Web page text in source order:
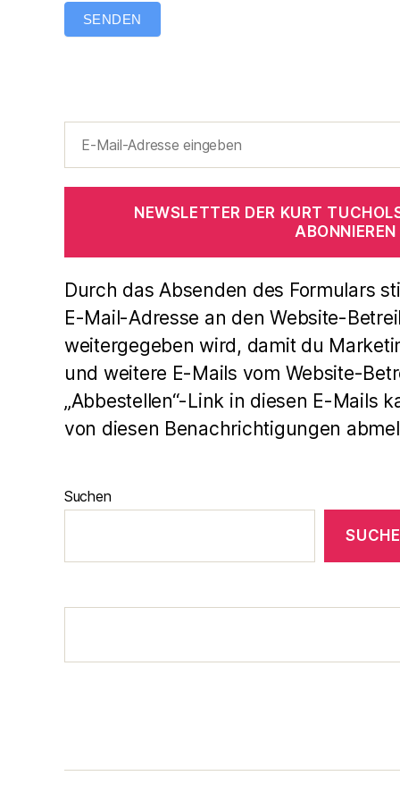
SENDEN
NEWSLETTER DER KURT
ABONNIEREN
Durch das Absenden des Formulars
E-Mail-Adresse an den Website-
weitergegeben wird, damit du
und weitere E-Mails vom Website-
„Abbestellen“-Link in diesen E-Mails
von diesen Benachrichtigungen
Suchen